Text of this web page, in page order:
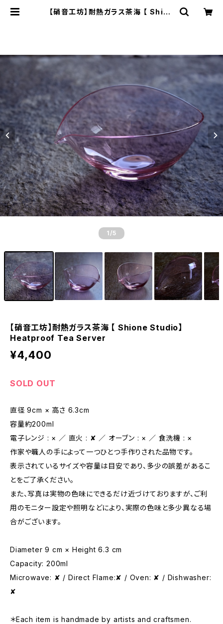
【硝音工坊】耐熱ガラス茶海 【 Shion
1 /5
【硝音工坊】耐熱ガラス茶海 【 Shione Studio】
Heatproof Tea Server
¥4,400
SOLD OUT
直径 9cm × 高さ 6.3cm
容量約200ml
電子レンジ : × ／ 直火 : ✘ ／ オーブン : × ／ 食洗機 : ×
作家や職人の手によって一つひとつ手作りされた品物です。
表示されているサイズや容量は目安であり、多少の誤差があるこ
とをご了承ください。
また、写真は実物の色味にできるだけ近づけておりますが、ご利
用のモニター設定や照明などにより、実際の色味と多少異なる場
合がございます。
Diameter 9 cm × Height 6.3 cm
Capacity: 200ml
Microwave: ✘ / Direct Flame:✘ / Oven: ✘ / Dishwasher:
✘
＊Each item is handmade by artists and craftsmen.